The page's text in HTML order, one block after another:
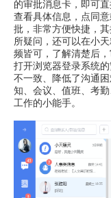
的审批消息卡，即可
查看具体信息，点同
批，非常方便快捷，
所疑问，还可以在小
频皆可，了解清楚后
打开浏览器登录系统
不一致、降低了沟通
知、会议、值班、考
工作的小能手。